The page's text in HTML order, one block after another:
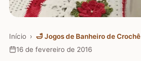
Início › 🛁 Jogos de Banheiro de Crochê
16 de fevereiro de 2016